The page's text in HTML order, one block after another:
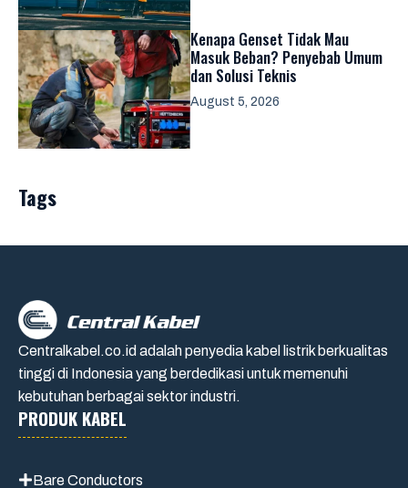
Kenapa Genset Tidak Mau
Masuk Beban? Penyebab Umum
dan Solusi Teknis
August 5, 2026
Tags
Centralkabel.co.id adalah penyedia kabel listrik berkualitas
tinggi di Indonesia yang berdedikasi untuk memenuhi
kebutuhan berbagai sektor industri.
PRODUK KABEL
Bare Conductors